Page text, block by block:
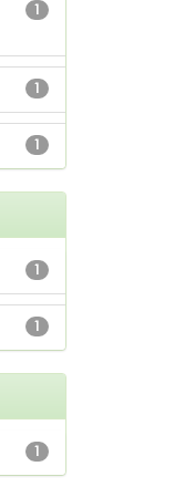
1
1
1
1
1
1